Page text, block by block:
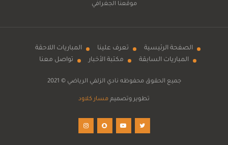
موقعنا الجغرافي
الصفحة الرئيسية تعرف علينا
المباريات اللاحقة
المباريات السابقة
مكتبة الأخبار تواصل معنا
جميع الحقوق محفوظه نادي الزلفي الرياضي © 2021
تطوير وتصميم مسار كلاود